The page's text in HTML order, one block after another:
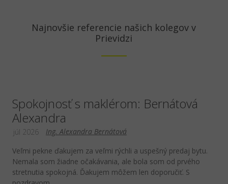
Najnovšie referencie našich kolegov v
Prievidzi
Spokojnosť s maklérom: Bernátová
Alexandra
Ing. Alexandra Bernátová
júl 2026
Veľmi pekne ďakujem za veľmi rýchli a uspešný predaj bytu.
Nemala som žiadne očakávania, ale bola som od prvého
stretnutia spokojná. Ďakujem môžem len doporučiť. S